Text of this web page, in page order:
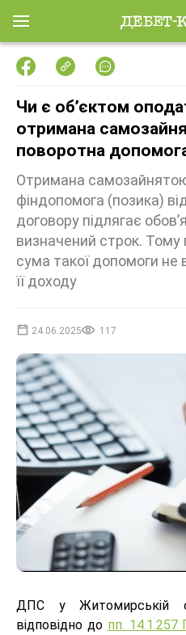
Чи є обʼєктом
отримана
поворотна
Отримана
фіндопомога (позика)
договору підлягає
визначений строк. Тому
сума такої допомоги
її доходу
24.06.2025 117
ДПС у Житомирській
відповідно до пп. 14.1.257